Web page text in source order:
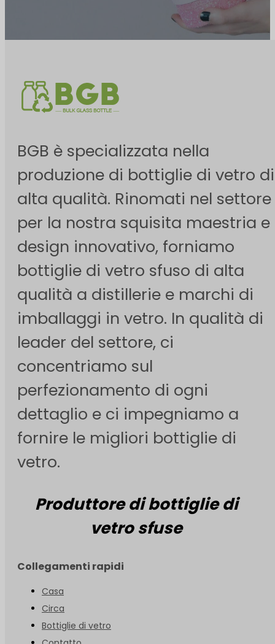
BGB è specializzata nella
produzione di bottiglie di vetro di
alta qualità. Rinomati nel settore
per la nostra squisita maestria e
design innovativo, forniamo
bottiglie di vetro sfuso di alta
qualità a distillerie e marchi di
imballaggi in vetro. In qualità di
leader del settore, ci
concentriamo sul
perfezionamento di ogni
dettaglio e ci impegniamo a
fornire le migliori bottiglie di
vetro.
Produttore di bottiglie di
vetro sfuse
Collegamenti rapidi
Casa
Circa
Bottiglie di vetro